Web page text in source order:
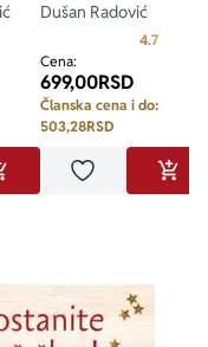
U KORPU
Dušan Radović
4.7
Cena:
699,00RSD
Članska cena i do:
503,28RSD
Dodaj u